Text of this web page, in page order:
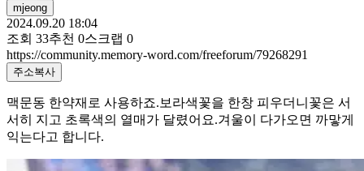
mjeong
2024.09.20 18:04
조회 33추천 0스크랩 0
https://community.memory-word.com/freeforum/79268291
주소복사
맥문동 한약재로 사용하죠.보라색꽃을 한창 피우더니꽃은 서
서히 지고 초록색의 열매가 달렸어요.겨울이 다가오면 까맣게
익는다고 합니다.